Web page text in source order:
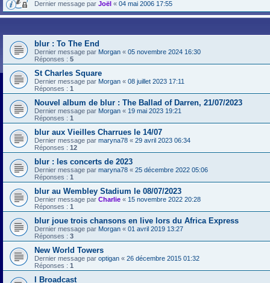
Dernier message par Joël « 04 mai 2006 17:55
blur : To The End
Dernier message par Morgan « 05 novembre 2024 16:30
Réponses : 5
St Charles Square
Dernier message par Morgan « 08 juillet 2023 17:11
Réponses : 1
Nouvel album de blur : The Ballad of Darren, 21/07/2023
Dernier message par Morgan « 19 mai 2023 19:21
Réponses : 1
blur aux Vieilles Charrues le 14/07
Dernier message par maryna78 « 29 avril 2023 06:34
Réponses : 12
blur : les concerts de 2023
Dernier message par maryna78 « 25 décembre 2022 05:06
Réponses : 1
blur au Wembley Stadium le 08/07/2023
Dernier message par Charlie « 15 novembre 2022 20:28
Réponses : 1
blur joue trois chansons en live lors du Africa Express
Dernier message par Morgan « 01 avril 2019 13:27
Réponses : 3
New World Towers
Dernier message par optigan « 26 décembre 2015 01:32
Réponses : 1
I Broadcast